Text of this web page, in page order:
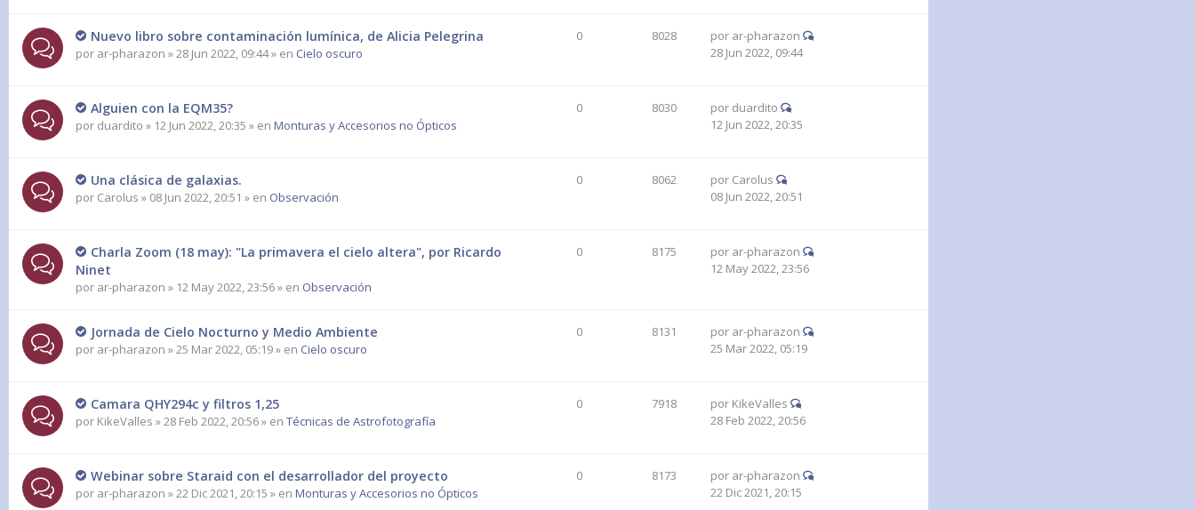
Nuevo libro sobre contaminación lumínica, de Alicia Pelegrina
por ar-pharazon » 28 Jun 2022, 09:44 » en Cielo oscuro
0 8028 por ar-pharazon
28 Jun 2022, 09:44
Alguien con la EQM35?
por duardito » 12 Jun 2022, 20:35 » en Monturas y Accesorios no Ópticos
0 8030 por duardito
12 Jun 2022, 20:35
Una clásica de galaxias.
por Carolus » 08 Jun 2022, 20:51 » en Observación
0 8062 por Carolus
08 Jun 2022, 20:51
Charla Zoom (18 may): "La primavera el cielo altera", por Ricardo
Ninet
por ar-pharazon » 12 May 2022, 23:56 » en Observación
0 8175 por ar-pharazon
12 May 2022, 23:56
Jornada de Cielo Nocturno y Medio Ambiente
por ar-pharazon » 25 Mar 2022, 05:19 » en Cielo oscuro
0 8131 por ar-pharazon
25 Mar 2022, 05:19
Camara QHY294c y filtros 1,25
por KikeValles » 28 Feb 2022, 20:56 » en Técnicas de Astrofotografía
0 7918 por KikeValles
28 Feb 2022, 20:56
Webinar sobre Staraid con el desarrollador del proyecto
por ar-pharazon » 22 Dic 2021, 20:15 » en Monturas y Accesorios no Ópticos
0 8173 por ar-pharazon
22 Dic 2021, 20:15